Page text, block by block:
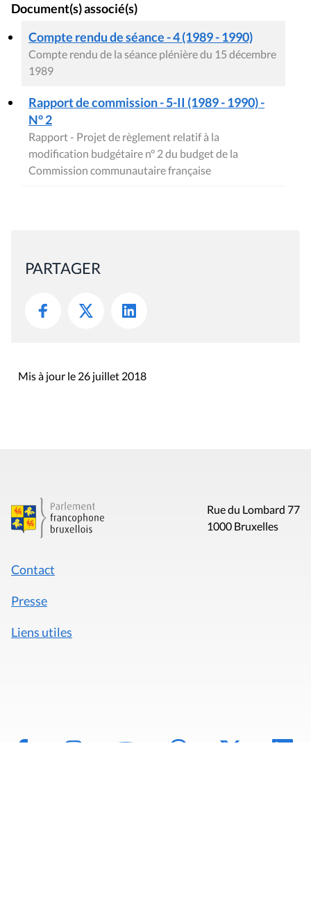
Document(s) associé(s)
Compte rendu de séance - 4 (1989 - 1990)
Compte rendu de la séance plénière du 15 décembre
1989
Rapport de commission - 5-II (1989 - 1990) -
N° 2
Rapport - Projet de règlement relatif à la
modification budgétaire n° 2 du budget de la
Commission communautaire française
PARTAGER
Mis à jour le 26 juillet 2018
Rue du Lombard 77
1000 Bruxelles
Contact
Presse
Liens utiles